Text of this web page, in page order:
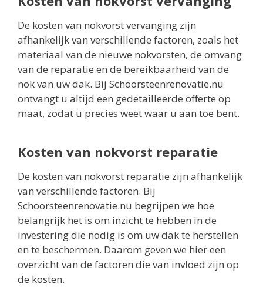
De kosten van nokvorst vervanging zijn
afhankelijk van verschillende factoren, zoals het
materiaal van de nieuwe nokvorsten, de omvang
van de reparatie en de bereikbaarheid van de
nok van uw dak. Bij Schoorsteenrenovatie.nu
ontvangt u altijd een gedetailleerde offerte op
maat, zodat u precies weet waar u aan toe bent.
Kosten van nokvorst reparatie
De kosten van nokvorst reparatie zijn afhankelijk
van verschillende factoren. Bij
Schoorsteenrenovatie.nu begrijpen we hoe
belangrijk het is om inzicht te hebben in de
investering die nodig is om uw dak te herstellen
en te beschermen. Daarom geven we hier een
overzicht van de factoren die van invloed zijn op
de kosten.